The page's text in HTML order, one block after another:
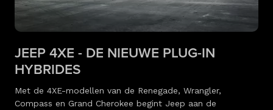
JEEP 4XE - DE NIEUWE PLUG-IN
HYBRIDES
Met de 4XE-modellen van de Renegade, Wrangler,
Compass en Grand Cherokee begint Jeep aan de